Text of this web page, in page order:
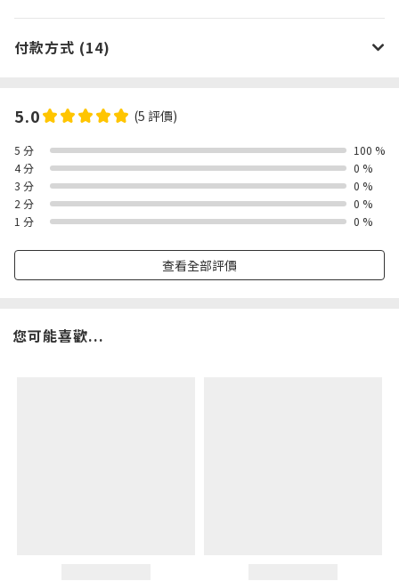
付款方式 (14)
5.0 (5 評價)
5 分
100 %
4 分
0 %
3 分
0 %
2 分
0 %
1 分
0 %
查看全部評價
您可能喜歡...